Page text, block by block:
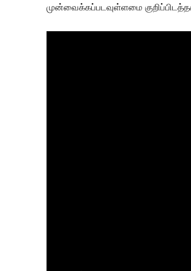
முன்வைக்கப்படவுள்ளமை